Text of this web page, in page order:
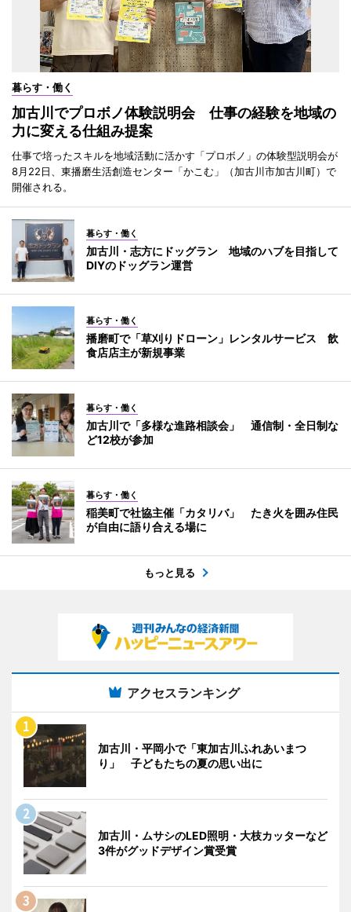
暮らす・働く
加古川でプロボノ体験説明会 仕事の経験を地域の
力に変える仕組み提案
仕事で培ったスキルを地域活動に活かす「プロボノ」の体験型説明会が
8月22日、東播磨生活創造センター「かこむ」（加古川市加古川町）で
開催される。
暮らす・働く
加古川・志方にドッグラン 地域のハブを目指して
DIYのドッグラン運営
暮らす・働く
播磨町で「草刈りドローン」レンタルサービス 飲
食店店主が新規事業
暮らす・働く
加古川で「多様な進路相談会」 通信制・全日制な
ど12校が参加
暮らす・働く
稲美町で社協主催「カタリバ」 たき火を囲み住民
が自由に語り合える場に
もっと見る
アクセスランキング
加古川・平岡小で「東加古川ふれあいまつ
り」 子どもたちの夏の思い出に
加古川・ムサシのLED照明・大枝カッターなど
3件がグッドデザイン賞受賞